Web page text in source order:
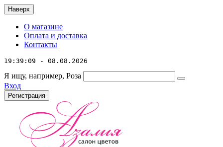
Наверх
О магазине
Оплата и доставка
Контакты
19:39:09 - 08.08.2026
Я ищу, например, Роза
Вход
Регистрация